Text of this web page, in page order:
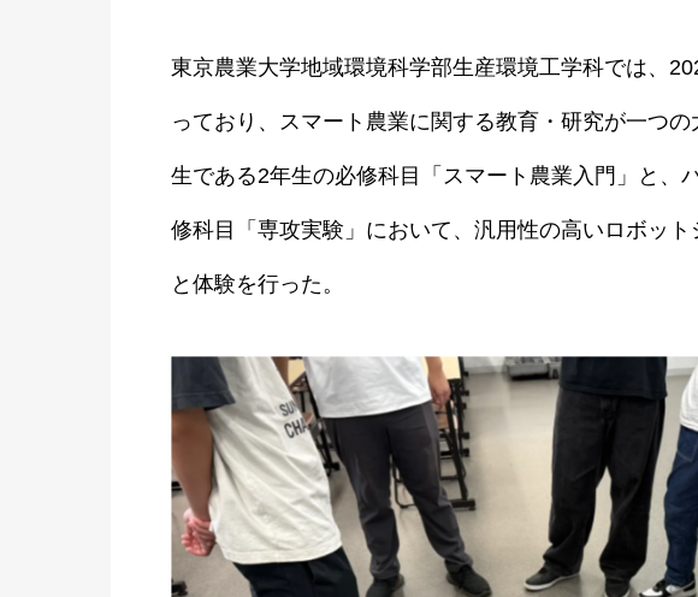
東京農業大学地域環境科学部生産環境工学科では、
っており、スマート農業に関する教育・研究が一つ
生である2年生の必修科目「スマート農業入門」と、
修科目「専攻実験」において、汎用性の高いロボッ
と体験を行った。